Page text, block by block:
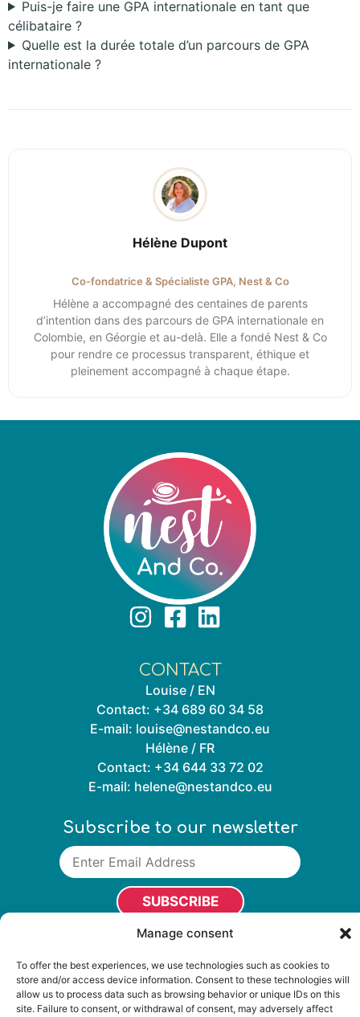
Manage consent
To offer the best experiences, we use technologies such as cookies to
store and/or access device information. Consent to these technologies will
allow us to process data such as browsing behavior or unique IDs on this
site. Failure to consent, or withdrawal of consent, may adversely affect
Puis-je faire une GPA internationale en tant que
célibataire ?
Quelle est la durée totale d’un parcours de GPA
internationale ?
Hélène Dupont
Co-fondatrice & Spécialiste GPA, Nest & Co
Hélène a accompagné des centaines de parents
d’intention dans des parcours de GPA internationale en
Colombie, en Géorgie et au-delà. Elle a fondé Nest & Co
pour rendre ce processus transparent, éthique et
pleinement accompagné à chaque étape.
CONTACT
Louise / EN
Contact: +34 689 60 34 58
E-mail: louise@nestandco.eu
Hélène / FR
Contact: +34 644 33 72 02
E-mail: helene@nestandco.eu
Subscribe to our newsletter
Private Policy Cookies Policy
Design by Levenant